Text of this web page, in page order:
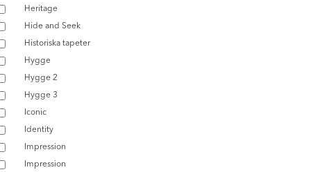
Heritage
Hide and Seek
Historiska tapeter
Hygge
Hygge 2
Hygge 3
Iconic
Identity
Impression
Impression